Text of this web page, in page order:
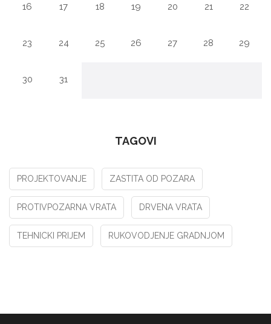
16 17 18 19 20 21 22
23 24 25 26 27 28 29
30 31
TAGOVI
PROJEKTOVANJE ZASTITA OD POZARA
PROTIVPOZARNA VRATA DRVENA VRATA
TEHNICKI PRIJEM RUKOVODJENJE GRADNJOM